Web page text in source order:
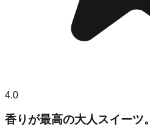
4.0
香りが最高の大人スイーツ。